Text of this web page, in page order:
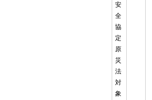
安
全
協
定
原
災
法
対
象